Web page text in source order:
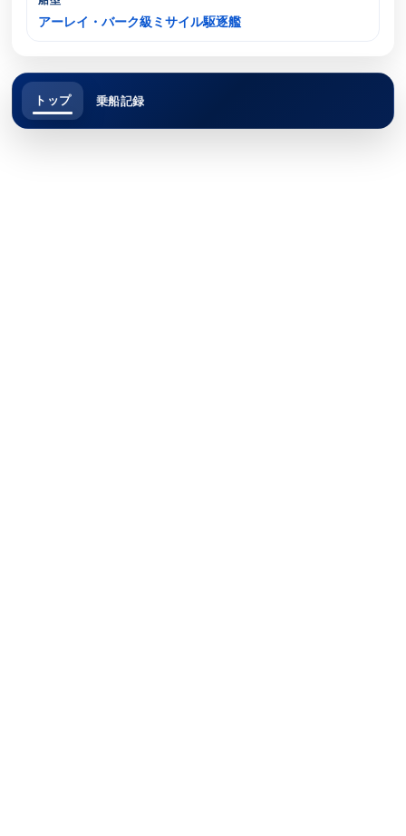
アーレイ・バーク級ミサイル駆逐艦
トップ 乗船記録